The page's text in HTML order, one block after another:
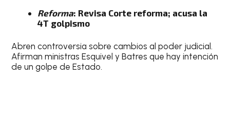
Reforma: Revisa Corte reforma; acusa la
4T golpismo
Abren controversia sobre cambios al poder judicial.
Afirman ministras Esquivel y Batres que hay intención
de un golpe de Estado.